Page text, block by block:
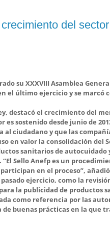
del
su XXXVIII Asamblea
el último ejercicio y se marcó
destacó el crecimiento del
sostenido desde junio de
ciudadano y que las
en valor la consolidación del
sanitarios de
Sello Anefp es un
en el proceso”,
ejercicio, como la
la publicidad de productos
como referencia por las
buenas prácticas en la que